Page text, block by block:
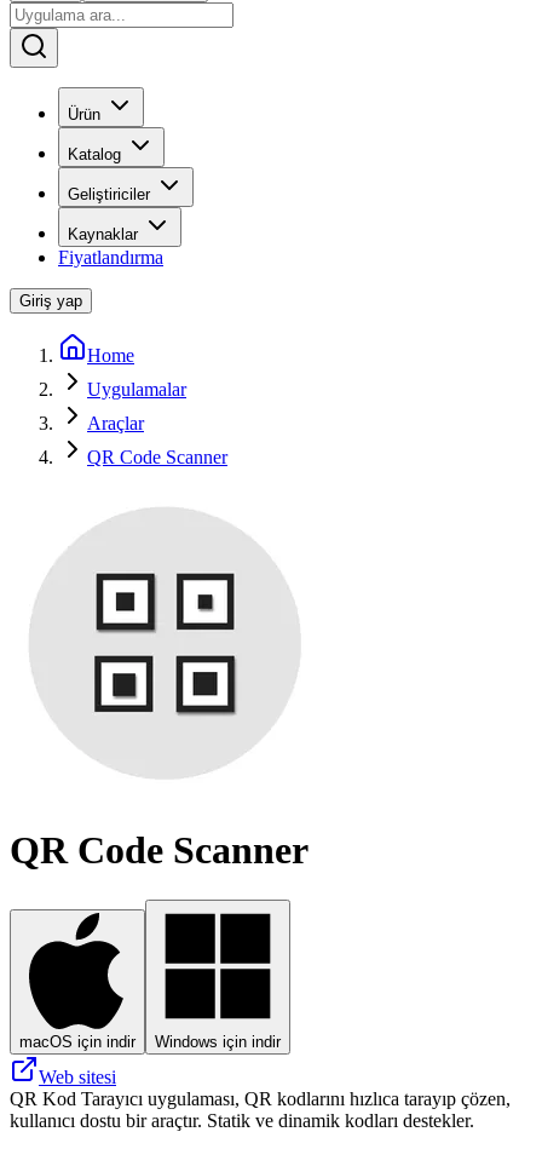
Ürün
Katalog
Geliştiriciler
Kaynaklar
Fiyatlandırma
Giriş yap
Home
Uygulamalar
Araçlar
QR Code Scanner
QR Code Scanner
macOS için indir Windows için indir
Web sitesi
QR Kod Tarayıcı uygulaması, QR kodlarını hızlıca tarayıp çözen,
kullanıcı dostu bir araçtır. Statik ve dinamik kodları destekler.